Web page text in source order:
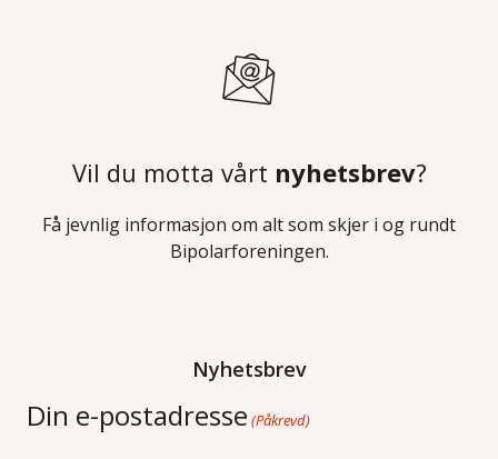
Vil du motta vårt nyhetsbrev?
Få jevnlig informasjon om alt som skjer i og rundt
Bipolarforeningen.
Nyhetsbrev
Din e-postadresse (Påkrevd)